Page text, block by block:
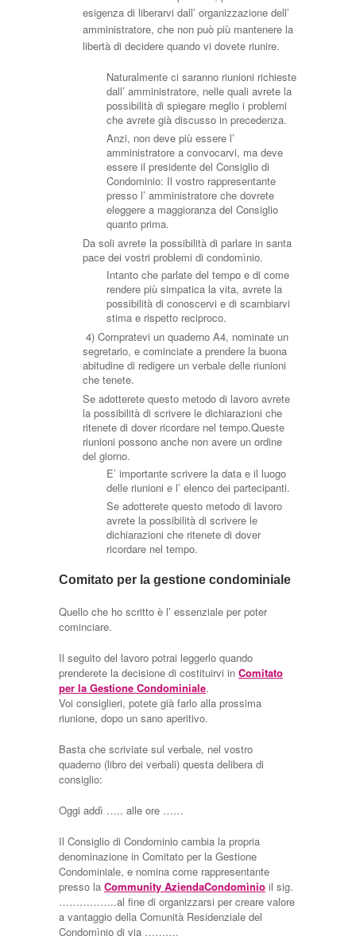
esigenza di liberarvi dall’ organizzazione dell’
amministratore, che non può più mantenere la
libertà di decidere quando vi dovete riunire.
Naturalmente ci saranno riunioni richieste
dall’ amministratore, nelle quali avrete la
possibilità di spiegare meglio i problemi
che avrete già discusso in precedenza.
Anzi, non deve più essere l’
amministratore a convocarvi, ma deve
essere il presidente del Consiglio di
Condominio: Il vostro rappresentante
presso l’ amministratore che dovrete
eleggere a maggioranza del Consiglio
quanto prima.
Da soli avrete la possibilità di parlare in santa
pace dei vostri problemi di condomìnio.
Intanto che parlate del tempo e di come
rendere più simpatica la vita, avrete la
possibilità di conoscervi e di scambiarvi
stima e rispetto reciproco.
4) Compratevi un quaderno A4, nominate un
segretario, e cominciate a prendere la buona
abitudine di redigere un verbale delle riunioni
che tenete.
Se adotterete questo metodo di lavoro avrete
la possibilità di scrivere le dichiarazioni che
ritenete di dover ricordare nel tempo.Queste
riunioni possono anche non avere un ordine
del giorno.
E’ importante scrivere la data e il luogo
delle riunioni e l’ elenco dei partecipanti.
Se adotterete questo metodo di lavoro
avrete la possibilità di scrivere le
dichiarazioni che ritenete di dover
ricordare nel tempo.
Comitato per la gestione condominiale
Quello che ho scritto è l’ essenziale per poter
cominciare.
Il seguito del lavoro potrai leggerlo quando
prenderete la decisione di costituirvi in Comitato
per la Gestione Condominiale.
Voi consiglieri, potete già farlo alla prossima
riunione, dopo un sano aperitivo.
Basta che scriviate sul verbale, nel vostro
quaderno (libro dei verbali) questa delibera di
consiglio:
Oggi addì ….. alle ore ……
Il Consiglio di Condominio cambia la propria
denominazione in Comitato per la Gestione
Condominiale, e nomina come rappresentante
presso la Community AziendaCondomìnio il sig.
……………..al fine di organizzarsi per creare valore
a vantaggio della Comunità Residenziale del
Condomìnio di via ……….